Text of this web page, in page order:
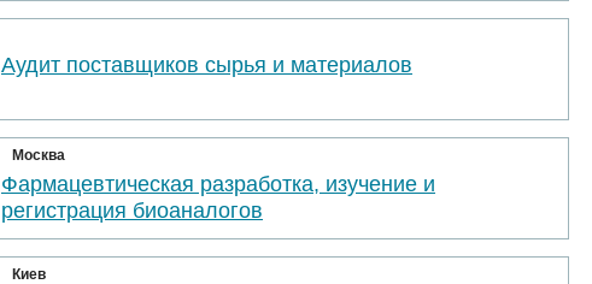
Аудит поставщиков сырья и материалов
Москва
Фармацевтическая разработка, изучение и
регистрация биоаналогов
Киев